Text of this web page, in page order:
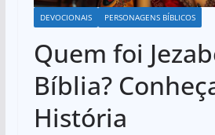
DEVOCIONAIS PERSONAGENS BÍBLICOS
Quem foi
Bíblia?
História